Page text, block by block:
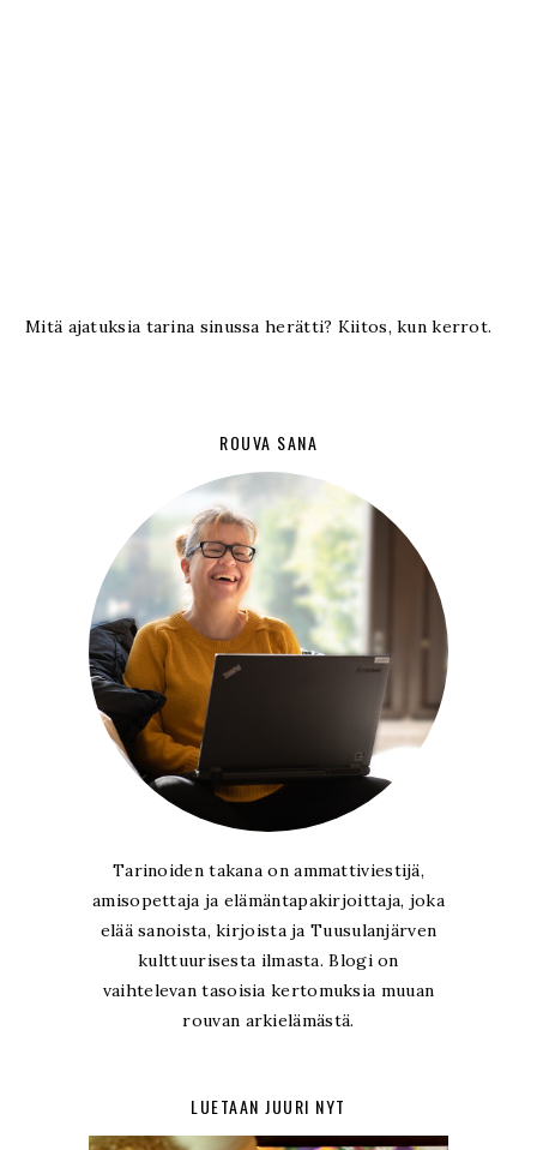
Mitä ajatuksia tarina sinussa herätti? Kiitos, kun kerrot.
ROUVA SANA
Tarinoiden takana on ammattiviestijä,
amisopettaja ja elämäntapakirjoittaja, joka
elää sanoista, kirjoista ja Tuusulanjärven
kulttuurisesta ilmasta. Blogi on
vaihtelevan tasoisia kertomuksia muuan
rouvan arkielämästä.
LUETAAN JUURI NYT